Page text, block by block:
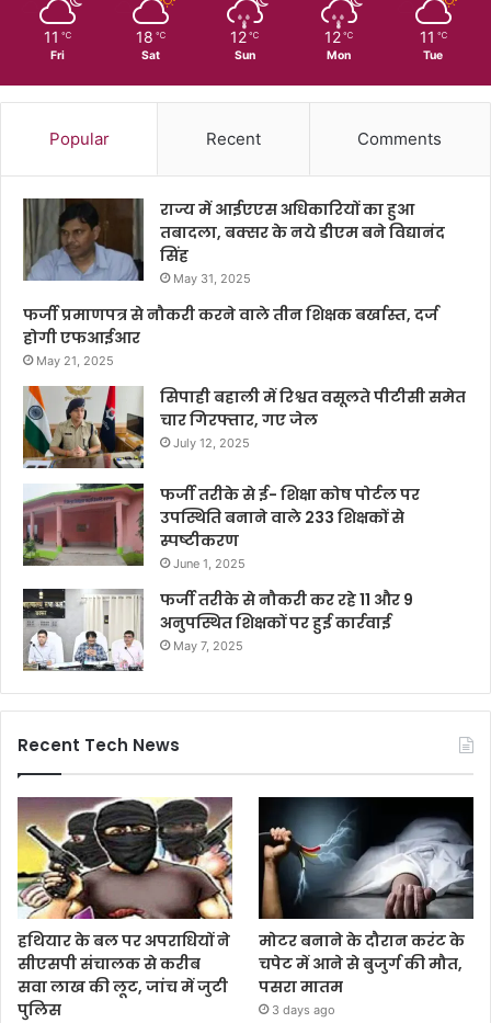
11 ℃
Fri
18 ℃
Sat
12 ℃
Sun
12 ℃
Mon
11 ℃
Tue
Popular Recent Comments
राज्य में आईएएस अधिकारियों का हुआ
तबादला, बक्सर के नये डीएम बने विद्यानंद
सिंह
May 31, 2025
फर्जी प्रमाणपत्र से नौकरी करने वाले तीन शिक्षक बर्खास्त, दर्ज
होगी एफआईआर
May 21, 2025
सिपाही बहाली में रिश्वत वसूलते पीटीसी समेत
चार गिरफ्तार, गए जेल
July 12, 2025
फर्जी तरीके से ई- शिक्षा कोष पोर्टल पर
उपस्थिति बनाने वाले 233 शिक्षकों से
स्पष्टीकरण
June 1, 2025
फर्जी तरीके से नौकरी कर रहे 11 और 9
अनुपस्थित शिक्षकों पर हुई कार्रवाई
May 7, 2025
Recent Tech News
हथियार के बल पर अपराधियों ने
सीएसपी संचालक से करीब
सवा लाख की लूट, जांच में जुटी
पुलिस
मोटर बनाने के दौरान करंट के
चपेट में आने से बुजुर्ग की मौत,
पसरा मातम
3 days ago